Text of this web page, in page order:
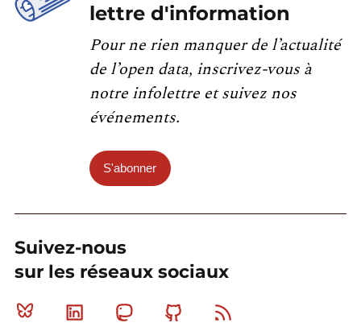
lettre d'information
Pour ne rien manquer de l’actualité
de l’open data, inscrivez-vous à
notre infolettre et suivez nos
événements.
S'abonner
Suivez-nous
sur les réseaux sociaux
Bluesky Linkedin MastodonGithub